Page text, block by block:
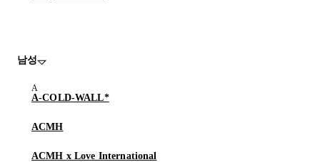
남성
A-COLD-WALL*
ACMH
ACMH x Love International